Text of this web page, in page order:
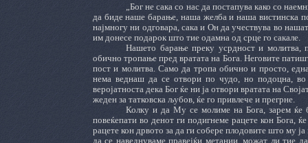
„Бог не сака со нас да постапува како со
да биде наше барање, наша желба и наша вистинска
најмногу ни одговара, сака и Он да учествува во
им донесе подарок што тие одамна од срце го сакале.
Нашето барање преку усрдност и молитва,
обично тропање пред вратата на Бога. Неговите
пост и молитва. Само да тропа обично и просто,
нема веднаш да се отвори по чудо, но подоцна, во
веројатноста дека Бог ќе ни ја отвори вратата на
жеден за татковска љубов, ќе го привлече и прегрне.
Колку и да Му се молиме на Бога, зарем ќе
повеќепати во денот ги подигнеме рацете кон Бога,
рацете кон дрвото за да ги собере плодовите што му
да се наведнуваме правејќи метании, можат ли тие